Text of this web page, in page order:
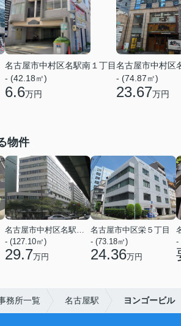
名古屋市中村区名駅南１丁目
- (42.18㎡)
6.6万円
名古屋市中村区
- (74.87㎡)
23.67万円
物件
- (127.10㎡)
29.7万円
名古屋市中区栄５丁目
- (73.18㎡)
24.36万円
-
務所一覧 名古屋駅 ヨンゴービル